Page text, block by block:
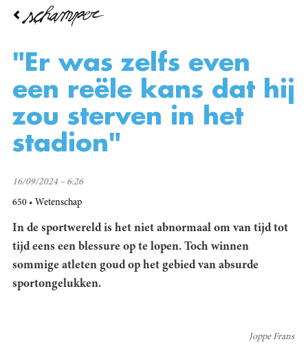
Overslaan
inhoud
"Er was zelfs even
een reële kans dat hij
zou sterven in het
stadion"
16/09/2024 – 6:26
650 Wetenschap
In de sportwereld is het niet abnormaal om van tijd tot
tijd eens een blessure op te lopen. Toch winnen
sommige atleten goud op het gebied van absurde
sportongelukken.
Joppe Frans